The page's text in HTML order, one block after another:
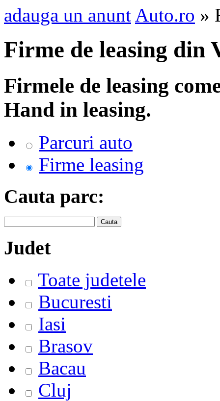
adauga un anunt Auto.ro »
Firme de leasing din
Firmele de leasing
Hand in leasing.
Parcuri auto
Firme leasing
Cauta parc:
Judet
Toate judetele
Bucuresti
Iasi
Brasov
Bacau
Cluj